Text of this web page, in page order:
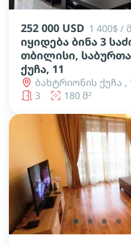
252 000 USD 1 400$ /
იყიდება ბინა 3
თბილისი,
ქუჩა, 11
ბახტრიონის ქუჩა ,
3
180 მ²
lens lens lens lens